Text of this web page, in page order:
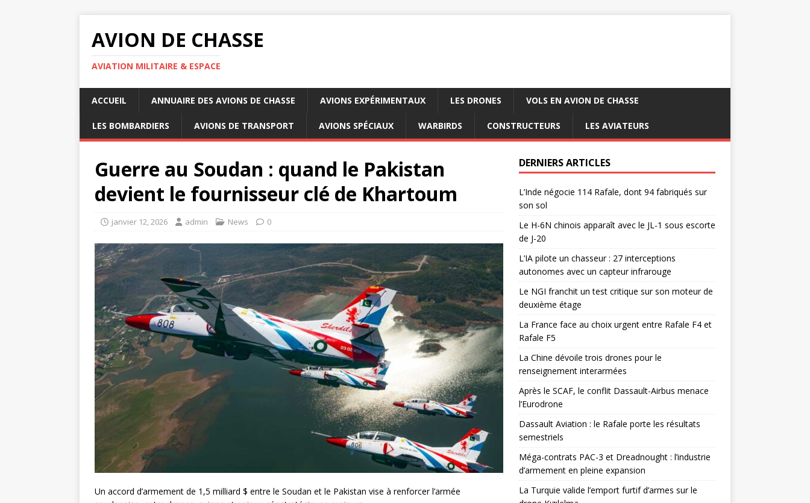
AVION DE CHASSE
AVIATION MILITAIRE & ESPACE
ACCUEIL ANNUAIRE DES AVIONS DE CHASSE AVIONS EXPÉRIMENTAUX LES DRONES VOLS EN AVION DE CHASSE
LES BOMBARDIERS AVIONS DE TRANSPORT AVIONS SPÉCIAUX WARBIRDS CONSTRUCTEURS LES AVIATEURS
Guerre au Soudan : quand le Pakistan
devient le fournisseur clé de Khartoum
janvier 12, 2026 admin News 0
Un accord d’armement de 1,5 milliard $ entre le Soudan et le Pakistan vise à renforcer l’armée
DERNIERS ARTICLES
L’Inde négocie 114 Rafale, dont 94 fabriqués sur
son sol
Le H-6N chinois apparaît avec le JL-1 sous escorte
de J-20
L’IA pilote un chasseur : 27 interceptions
autonomes avec un capteur infrarouge
Le NGI franchit un test critique sur son moteur de
deuxième étage
La France face au choix urgent entre Rafale F4 et
Rafale F5
La Chine dévoile trois drones pour le
renseignement interarmées
Après le SCAF, le conflit Dassault-Airbus menace
l’Eurodrone
Dassault Aviation : le Rafale porte les résultats
semestriels
Méga-contrats PAC-3 et Dreadnought : l’industrie
d’armement en pleine expansion
La Turquie valide l’emport furtif d’armes sur le